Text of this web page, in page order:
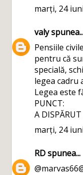
marți, 24
valy
Pensiile
pentru că
specială,
legea cadru
Legea este
PUNCT:
A
marți, 24
RDspunea...